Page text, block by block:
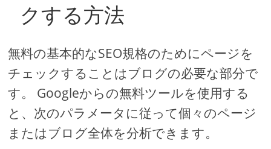
クする方法
無料の基本的なSEO規格のためにページを
チェックすることはブログの必要な部分で
す。 Googleからの無料ツールを使用する
と、次のパラメータに従って個々のページ
またはブログ全体を分析できます。